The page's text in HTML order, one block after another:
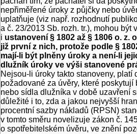
nepřiměřené úroky z půjčky nebo
uplatňuje (viz např. rozhodnutí
a č. 23/2013 Sb. rozh. tr.), mohou být
i ustanovení § 1802 až § 1806 o. z.
již první z nich, protože podle §
mají-li být plněny úroky a není‑li
dlužník úroky ve výši stanovené
Nejsou-li úroky takto stanoveny, platí
požadované za úvěry, které
nebo sídla dlužníka v době uzavření
důležité i to, zda a jakou nejvyšší
procentní sazby nákladů (RPSN)
v tomto směru novelizuje zákon č.
o spotřebitelském úvěru, ve znění